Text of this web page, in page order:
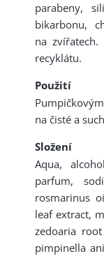
parabeny,
bikarbonu,
na
recyklátu.
Použití
na čisté a
Složení
Aqua,
parfum,
rosmarinus
leaf extract,
zedoaria
pimpinella